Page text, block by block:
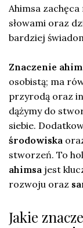
Ahimsa
słowami oraz
bardziej
Znaczenie
osobistą; ma
przyrodą oraz
dążymy do
siebie.
środowiska
stworzeń. To
ahimsa jest
rozwoju oraz
Jakie